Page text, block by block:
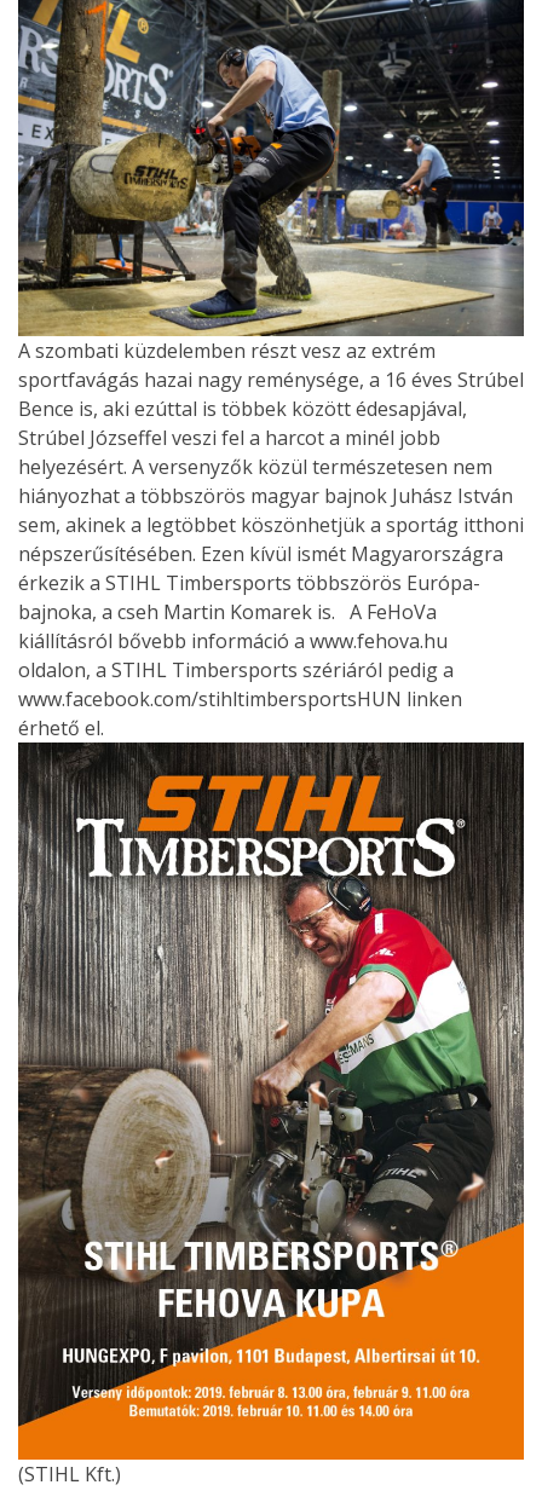
A szombati küzdelemben részt vesz az extrém
sportfavágás hazai nagy reménysége, a 16 éves Strúbel
Bence is, aki ezúttal is többek között édesapjával,
Strúbel Józseffel veszi fel a harcot a minél jobb
helyezésért. A versenyzők közül természetesen nem
hiányozhat a többszörös magyar bajnok Juhász István
sem, akinek a legtöbbet köszönhetjük a sportág itthoni
népszerűsítésében. Ezen kívül ismét Magyarországra
érkezik a STIHL Timbersports többszörös Európa-
bajnoka, a cseh Martin Komarek is. A FeHoVa
kiállításról bővebb információ a www.fehova.hu
oldalon, a STIHL Timbersports szériáról pedig a
www.facebook.com/stihltimbersportsHUN linken
érhető el.
(STIHL Kft.)